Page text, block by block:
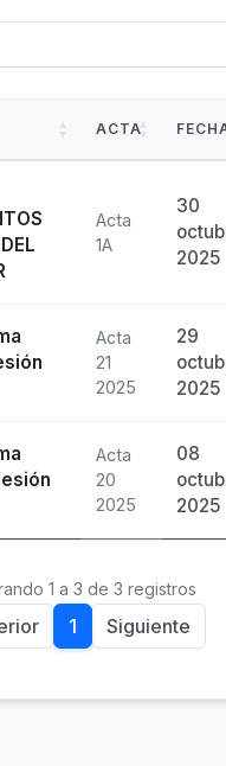
ACTA
Acta
1A
30
2025
Acta
21
2025
29
2025
Acta
20
2025
08
2025
1 a 3 de 3 registros
1 Siguiente